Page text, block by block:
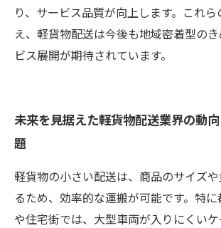
り、サービス品質が向上します。これ
え、軽貨物配送は今後も地域密着型の
ビス展開が期待されています。
未来を見据えた軽貨物配送業界の動
題
軽貨物の小さい配送は、商品のサイズ
るため、効率的な運搬が可能です。特
や住宅街では、大型車両が入りにくい